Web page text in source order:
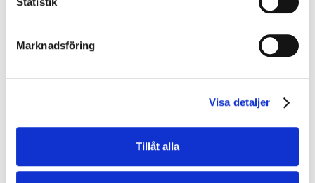
Marknadsföring
Visa detaljer
Tillåt alla
Boka
BAS P/U - Byggarbetsmiljösamordnare (2 dagar)
- 2026-08-18
10 400 kr exkl. moms